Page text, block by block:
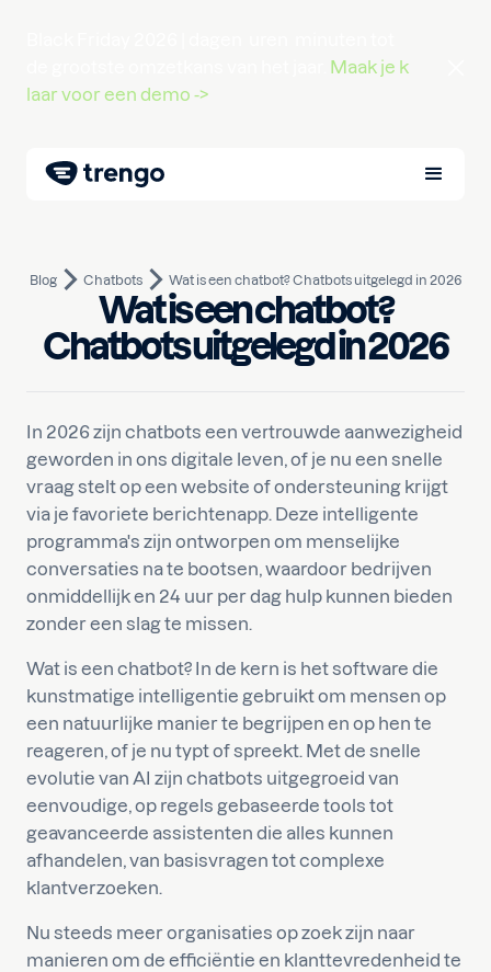
Maak je k
laar voor een demo ->
Blog Chatbots Wat is een chatbot? Chatbots uitgelegd in 2026
Wat is een chatbot?
Chatbots uitgelegd in 2026
Mei 20, 2025 10min lezen
Geschreven doorHuseyn
In 2026 zijn chatbots een vertrouwde aanwezigheid
geworden in ons digitale leven, of je nu een snelle
vraag stelt op een website of ondersteuning krijgt
via je favoriete berichtenapp. Deze intelligente
programma's zijn ontworpen om menselijke
conversaties na te bootsen, waardoor bedrijven
onmiddellijk en 24 uur per dag hulp kunnen bieden
zonder een slag te missen.
Wat is een chatbot? In de kern is het software die
kunstmatige intelligentie gebruikt om mensen op
een natuurlijke manier te begrijpen en op hen te
reageren, of je nu typt of spreekt. Met de snelle
evolutie van AI zijn chatbots uitgegroeid van
eenvoudige, op regels gebaseerde tools tot
geavanceerde assistenten die alles kunnen
afhandelen, van basisvragen tot complexe
klantverzoeken.
Nu steeds meer organisaties op zoek zijn naar
manieren om de efficiëntie en klanttevredenheid te